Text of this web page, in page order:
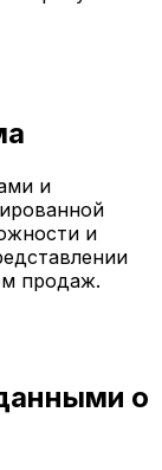
и
и
продаж.
о